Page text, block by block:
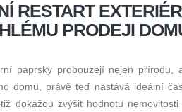
RESTART
PRODEJI
paprsky probouzejí nejen přírodu,
domu, právě teď nastává ideální
dokážou zvýšit hodnotu